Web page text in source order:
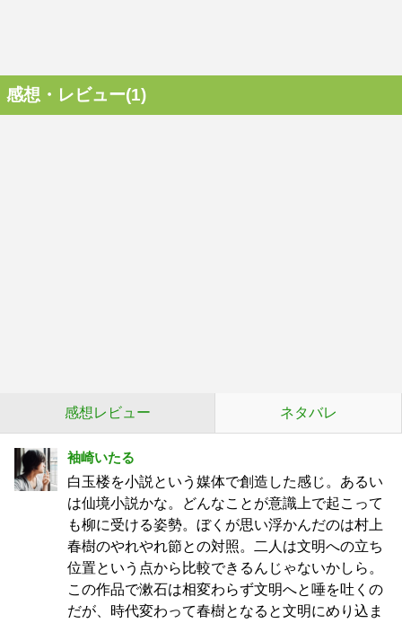
感想・レビュー(1)
感想レビュー ネタバレ
袖崎いたる
白玉楼を小説という媒体で創造した感じ。あるい
は仙境小説かな。どんなことが意識上で起こって
も柳に受ける姿勢。ぼくが思い浮かんだのは村上
春樹のやれやれ節との対照。二人は文明への立ち
位置という点から比較できるんじゃないかしら。
この作品で漱石は相変わらず文明へと唾を吐くの
だが、時代変わって春樹となると文明にめり込ま